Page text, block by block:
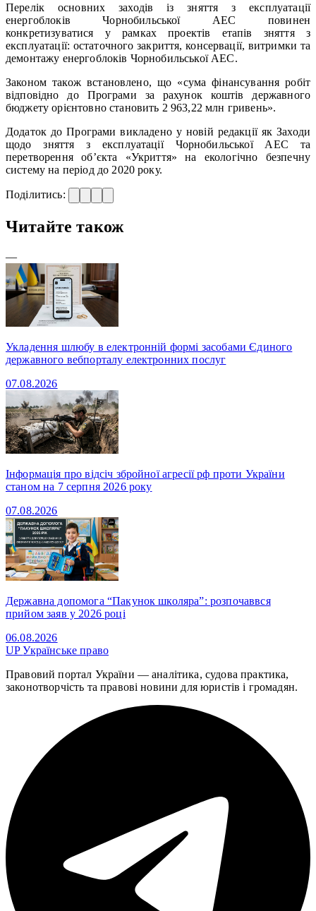
Перелік основних заходів із зняття з експлуатації
енергоблоків Чорнобильської АЕС повинен
конкретизуватися у рамках проектів етапів зняття з
експлуатації: остаточного закриття, консервації, витримки та
демонтажу енергоблоків Чорнобильської АЕС.
Законом також встановлено, що «сума фінансування робіт
відповідно до Програми за рахунок коштів державного
бюджету орієнтовно становить 2 963,22 млн гривень».
Додаток до Програми викладено у новій редакції як Заходи
щодо зняття з експлуатації Чорнобильської АЕС та
перетворення об’єкта «Укриття» на екологічно безпечну
систему на період до 2020 року.
Поділитись:
Читайте також
—
Укладення шлюбу в електронній формі засобами Єдиного
державного вебпорталу електронних послуг
07.08.2026
Інформація про відсіч збройної агресії рф проти України
станом на 7 серпня 2026 року
07.08.2026
Державна допомога “Пакунок школяра”: розпочаввся
прийом заяв у 2026 році
06.08.2026
UPУкраїнське право
Правовий портал України — аналітика, судова практика,
законотворчість та правові новини для юристів і громадян.